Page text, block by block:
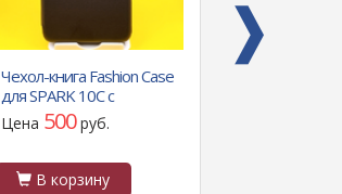
Чехол-книга Fashion Case
для SPARK 10C с
силиконовым
основанием и магнитом,
Цена 500руб.
В корзину